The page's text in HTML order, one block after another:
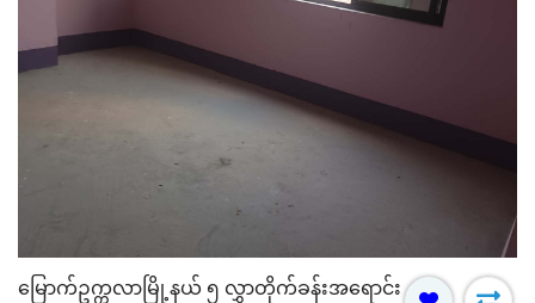
မြောက်ဥက္ကလာမြို့နယ် ၅ လွှာတိုက်ခန်းအရောင်း